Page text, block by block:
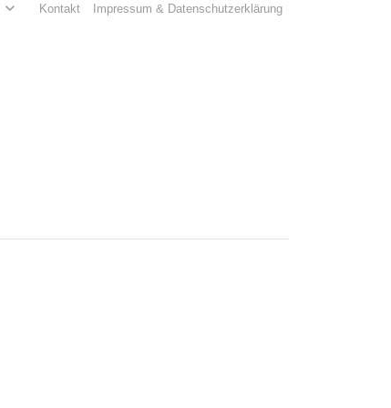
Kontakt Impressum & Datenschutzerklärung